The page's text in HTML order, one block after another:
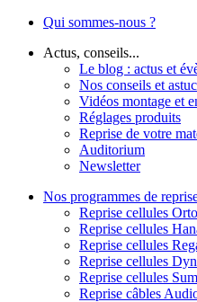
Qui sommes-nous ?
Actus, conseils...
Le blog : actus et
Nos conseils et
Vidéos montage et
Réglages produits
Reprise de votre
Auditorium
Newsletter
Nos programmes de
Reprise cellules
Reprise cellules
Reprise cellules
Reprise cellules
Reprise cellules
Reprise câbles